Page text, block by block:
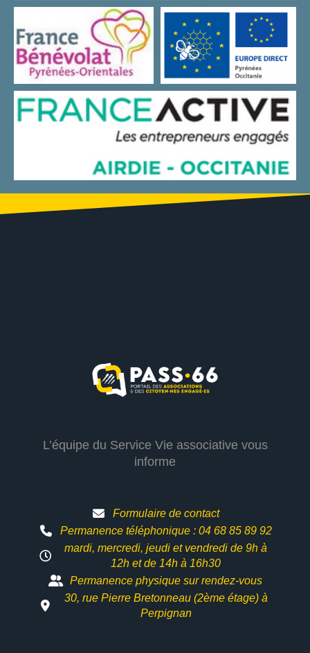
L’équipe du Service Vie associative vous
informe
Formulaire de contact
Permanence téléphonique : 04 68 85 89 92
mardi, mercredi, jeudi et vendredi de 9h à
12h etde 14h à 16h30
Permanence physique sur rendez-vous
30, rue Pierre Bretonneau (2ème étage) à
Perpignan